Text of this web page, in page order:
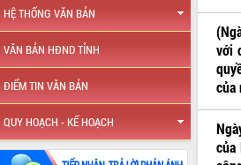
HỆ THỐNG VĂN BẢN
VĂN BẢN HĐND TỈNH
ĐIỂM TIN VĂN BẢN
QUY HOẠCH - KẾ HOẠCH
với
của
của